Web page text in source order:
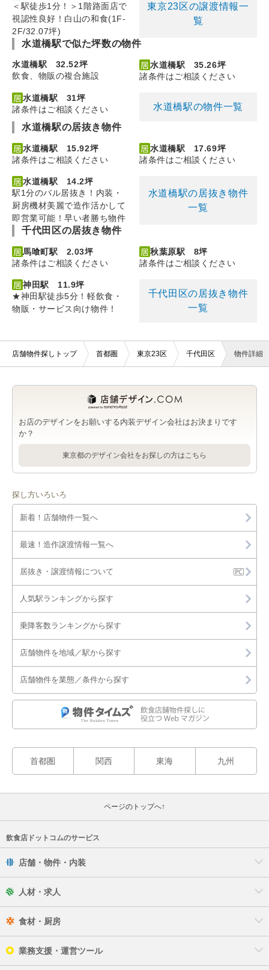
＜駅徒歩1分！＞1階路面店で
視認性良好！白山の和食(1F-
2F/32.07坪)
東京23区の譲渡情報一
覧
水道橋駅で似た坪数の物件
水道橋駅 32.52坪
飲食、物販の複合施設
水道橋駅 35.26坪
諸条件はご相談ください
水道橋駅 31坪
諸条件はご相談ください
水道橋駅の物件一覧
水道橋駅の居抜き物件
水道橋駅 15.92坪
諸条件はご相談ください
水道橋駅 17.69坪
諸条件はご相談ください
水道橋駅 14.2坪
駅1分のバル居抜き！内装・
厨房機材美麗で造作活かして
即営業可能！早い者勝ち物件
水道橋駅の居抜き物件
一覧
千代田区の居抜き物件
馬喰町駅 2.03坪
諸条件はご相談ください
秋葉原駅 8坪
諸条件はご相談ください
神田駅 11.9坪
★神田駅徒歩5分！軽飲食・
物販・サービス向け物件！
千代田区の居抜き物件
一覧
店舗物件探しトップ 首都圏 東京23区 千代田区 物件詳細
お店のデザインをお願いする内装デザイン会社はお決まりです
か？
東京都のデザイン会社をお探しの方はこちら
探し方いろいろ
新着！店舗物件一覧へ
最速！造作譲渡情報一覧へ
居抜き・譲渡情報について
人気駅ランキングから探す
乗降客数ランキングから探す
店舗物件を地域／駅から探す
店舗物件を業態／条件から探す
首都圏 関西 東海 九州
ページのトップへ↑
飲食店ドットコムのサービス
店舗・物件・内装
人材・求人
食材・厨房
業務支援・運営ツール